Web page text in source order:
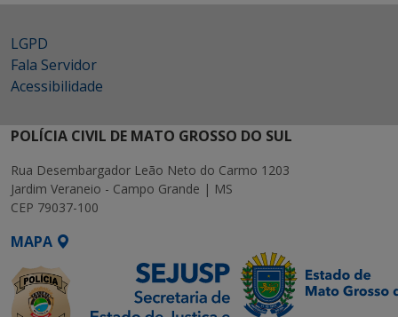
LGPD
Fala Servidor
Acessibilidade
POLÍCIA CIVIL DE MATO GROSSO DO SUL
Rua Desembargador Leão Neto do Carmo 1203
Jardim Veraneio - Campo Grande | MS
CEP 79037-100
MAPA